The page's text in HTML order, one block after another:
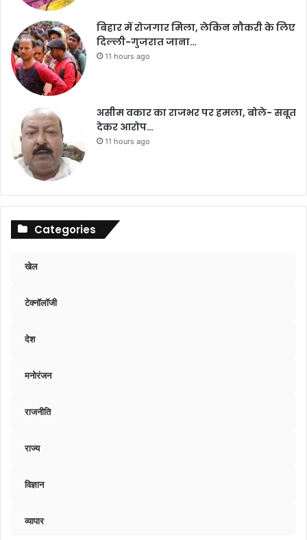
बिहार में रोजगार मिला, लेकिन नौकरी के लिए
दिल्ली-गुजरात जाना…
11 hours ago
असीम वकार का राजभर पर हमला, बोले- सबूत
देकर आरोप…
11 hours ago
Categories
खेल
टेक्नॉलॉजी
देश
मनोरंजन
राजनीति
राज्य
विज्ञान
व्यापार